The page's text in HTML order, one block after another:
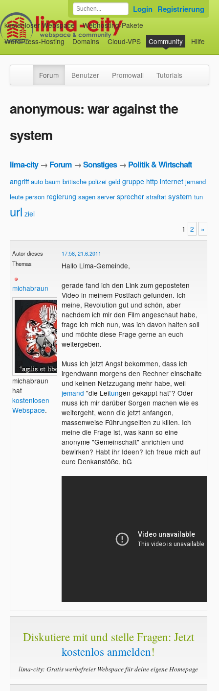
kostenloser Webspace
Webhosting-Pakete
WordPress-Hosting
Domains Cloud-VPS Community Hilfe
Login Registrierung
Forum Benutzer Promowall Tutorials
anonymous: war against the
system
lima-city→ Forum →Sonstiges→ Politik & Wirtschaft
angriff auto baum britische polizei geld gruppe http internet jemand
leute person regierung sagen server sprecher straftat system tun
url ziel
1 2 »
Autor dieses
Themas
michabraun
michabraun
hat
kostenlosen
Webspace.
17:58, 21.6.2011
Hallo Lima-Gemeinde,
gerade fand ich den Link zum geposteten
Video in meinem Postfach gefunden. Ich
meine, Revolution gut und schön, aber
nachdem ich mir den Film angeschaut habe,
frage ich mich nun, was ich davon halten soll
und möchte diese Frage gerne an euch
weitergeben.
Muss ich jetzt Angst bekommen, dass ich
irgendwann morgens den Rechner einschalte
und keinen Netzzugang mehr habe, weil
jemand "die Leitungen gekappt hat"? Oder
muss ich mir darüber Sorgen machen wie es
weitergeht, wenn die jetzt anfangen,
massenweise Führungseliten zu killen. Ich
meine die Frage ist, was kann so eine
anonyme "Gemeinschaft" anrichten und
bewirken? Habt ihr Ideen? Ich freue mich auf
eure Denkanstöße, bG
Diskutiere mit und stelle Fragen: Jetzt
kostenlos anmelden!
lima-city: Gratis werbefreier Webspace für deine eigene Homepage